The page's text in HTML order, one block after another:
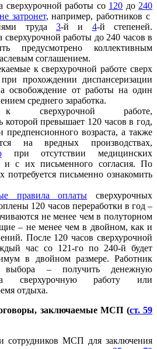
сверхурочной работы со 120 до 240
не затронет, например, работников с
труда 3-й и 4-й степеней.
сверхурочной работы до 240 часов в
предусмотрено коллективным
соглашением.
к сверхурочной работе сверх
прохождении диспансеризации
освобождение от работы на один
среднего заработка.
к сверхурочной работе,
которой превышает 120 часов в год,
возраста, а также
на вредных производствах,
при отсутствии медицинских
и с их письменного согласия. По
письменно ознакомить
правила оплаты сверхурочных
120 часов переработки в год –
не менее чем в полуторном
– не менее чем в двойном, как и
После 120 часов сверхурочной
час со 121-го по 240-й будет
в двойном размере. Работник
выбора – получить денежную
сверхурочную работу или
отдыха.
заключаемые МСП (ст. 59
сотрудников МСП для заключения